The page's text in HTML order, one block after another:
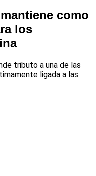
como
los
tributo a una de las
ligada a las